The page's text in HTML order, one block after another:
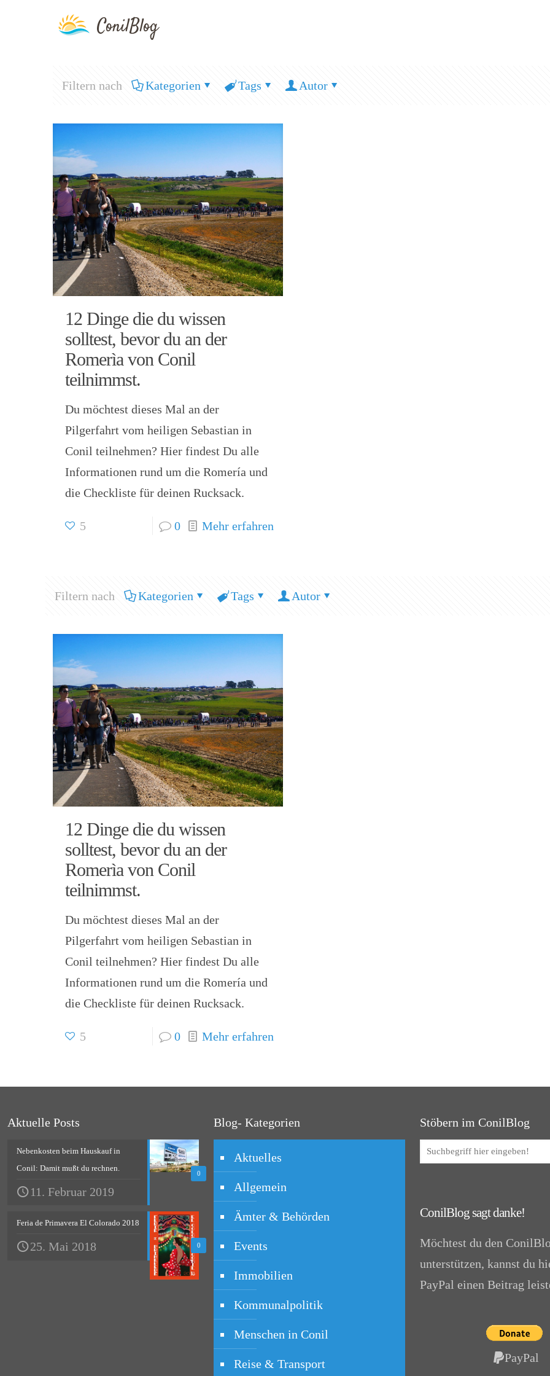
Filtern nach Kategorien Tags Autor
12 Dinge die du wissen
solltest, bevor du an der
Romerìa von Conil
teilnimmst.
Du möchtest dieses Mal an der
Pilgerfahrt vom heiligen Sebastian in
Conil teilnehmen? Hier findest Du alle
Informationen rund um die Romería und
die Checkliste für deinen Rucksack.
5 0 Mehr erfahren
Filtern nach Kategorien Tags Autor
12 Dinge die du wissen
solltest, bevor du an der
Romerìa von Conil
teilnimmst.
Du möchtest dieses Mal an der
Pilgerfahrt vom heiligen Sebastian in
Conil teilnehmen? Hier findest Du alle
Informationen rund um die Romería und
die Checkliste für deinen Rucksack.
5 0 Mehr erfahren
Aktuelle Posts
0
Nebenkosten beim Hauskauf in
Conil: Damit mußt du rechnen.
11. Februar 2019
0
Feria de Primavera El Colorado 2018
25. Mai 2018
Blog- Kategorien
Aktuelles
Allgemein
Ämter & Behörden
Events
Immobilien
Kommunalpolitik
Menschen in Conil
Reise & Transport
Stöbern im ConilBlog
ConilBlog sagt danke!
Möchtest du den
unterstützen, kannst du
PayPal einen Beitrag
PayPal